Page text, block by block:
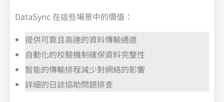
DataSync 在這些場景中的價值：
提供可靠且高速的資料傳輸通道
自動化的校驗機制確保資料完整性
智能的傳輸排程減少對網絡的影響
詳細的日誌協助問題排查